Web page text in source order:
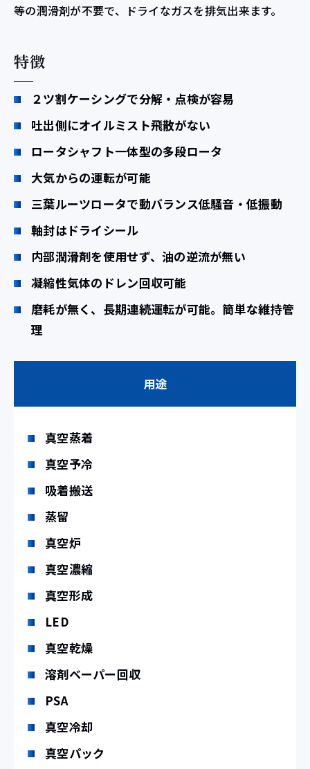
等の潤滑剤が不要で、ドライなガスを排気出来ます。
特徴
２ツ割ケーシングで分解・点検が容易
吐出側にオイルミスト飛散がない
ロータシャフト一体型の多段ロータ
大気からの運転が可能
三葉ルーツロータで動バランス低騒音・低振動
軸封はドライシール
内部潤滑剤を使用せず、油の逆流が無い
凝縮性気体のドレン回収可能
磨耗が無く、長期連続運転が可能。簡単な維持管
理
用途
真空蒸着
真空予冷
吸着搬送
蒸留
真空炉
真空濃縮
真空形成
LED
真空乾燥
溶剤ベーパー回収
PSA
真空冷却
真空パック